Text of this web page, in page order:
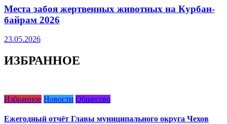
Места забоя жертвенных животных на Курбан-
байрам 2026
23.05.2026
ИЗБРАННОЕ
Избранное Новости Общество
Ежегодный отчёт Главы муниципального округа Чехов